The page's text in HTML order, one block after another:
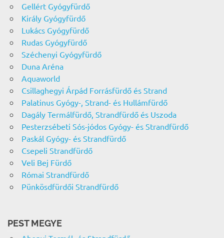
Gellért Gyógyfürdő
Király Gyógyfürdő
Lukács Gyógyfürdő
Rudas Gyógyfürdő
Széchenyi Gyógyfürdő
Duna Aréna
Aquaworld
Csillaghegyi Árpád Forrásfürdő és Strand
Palatinus Gyógy-, Strand- és Hullámfürdő
Dagály Termálfürdő, Strandfürdő és Uszoda
Pesterzsébeti Sós-jódos Gyógy- és Strandfürdő
Paskál Gyógy- és Strandfürdő
Csepeli Strandfürdő
Veli Bej Fürdő
Római Strandfürdő
Pünkösdfürdői Strandfürdő
PEST MEGYE